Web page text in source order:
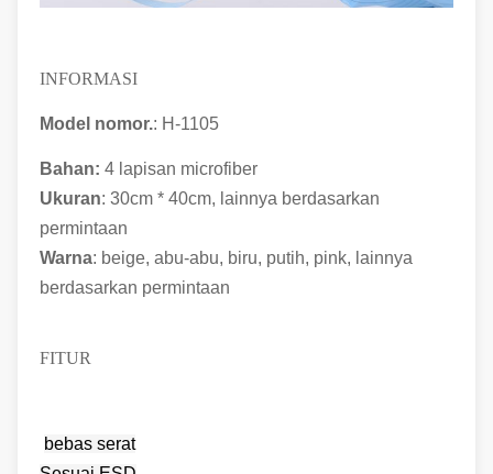
INFORMASI
Model nomor.: H-1105
Bahan: 4 lapisan microfiber
Ukuran: 30cm * 40cm, lainnya berdasarkan
permintaan
Warna: beige, abu-abu, biru, putih, pink, lainnya
berdasarkan permintaan
FITUR
bebas serat